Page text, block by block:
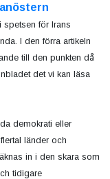
spetsen för Irans
I den förra artikeln
till den punkten då
det vi kan läsa
demokrati eller
länder och
in i den skara som
tidigare